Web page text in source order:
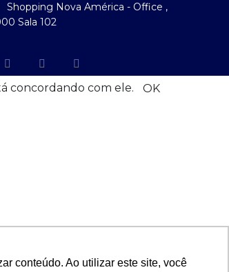
conteúdo. Ao utilizar este site, você
Shopping Nova América - Office ,
Sala 102
concordando com ele.
OK